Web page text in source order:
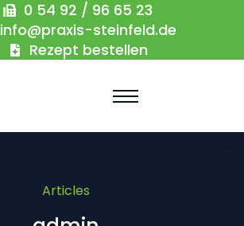
0 54 92 / 96 65 23
info@praxis-steinfeld.de
Rezept bestellen
Articles